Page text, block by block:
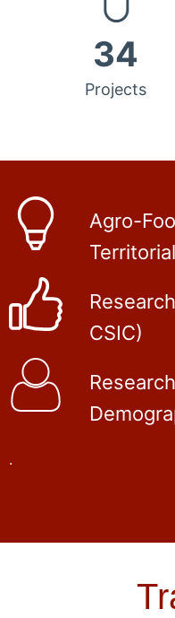
34
Projects
Agro-
CSIC)
.